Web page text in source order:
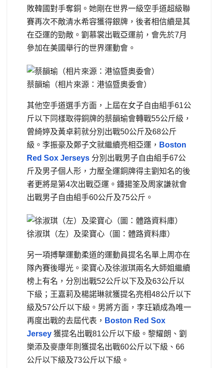
敗韓國對手奪銅。她剛在世界一級空手道超級聯
賽再次不敵清水希容獲得銀牌，後者相信續是其
在亞運的勁敵。劉慕裳出戰亞運前，會先於7月
參加在美國舉行的世界運動會。
蔡韻瑜（相片來源：港協暨奧委會）
其他空手道選手方面，上屆在女子自由組手61公
斤以下同樣取得銅牌的蔡韻瑜會轉戰55公斤級，
曾綺婷及黃卓莉就分別出戰50公斤及68公斤
級。李振豪及鄭子文就繼續亮相亞運， Boston
Red Sox Jerseys 分別出戰男子自由組手67公
斤及男子個人形，力壓全運銅牌得主劉知名的後
者更將是第4次出戰亞運。鍾揚筌及周家謙就會
出戰男子自由組手60公斤及75公斤。
徐淑琪（左）及梁寶心（圖：體路資料庫）
另一項搏擊運動柔道的運動員提名名單上周亦在
隊內賽後曝光。梁寶心及徐淑琪兩名大師姐繼續
榜上有名，分別出戰52公斤以下及及63公斤以
下級；王嘉莉及楊諾琳就獲提名亮相48公斤以下
級及57公斤以下級。男將方面，李玨穎成為唯一
再度出戰的去屆代表， Boston Red Sox
Jersey 獲提名出戰81公斤以下級。黎耀朗、劉
樂添及麥康年則獲提名出戰60公斤以下級、66
公斤以下級及73公斤以下級。